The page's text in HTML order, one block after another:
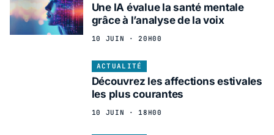
Une IA évalue la santé mentale
grâce à l’analyse de la voix
10 JUIN · 20H00
ACTUALITÉ
Découvrez les affections estivales
les plus courantes
10 JUIN · 18H00